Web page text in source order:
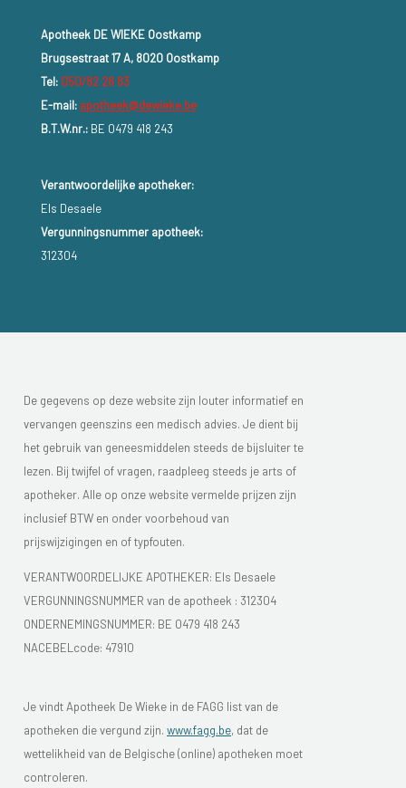
Apotheek DE WIEKE Oostkamp
Brugsestraat 17 A, 8020 Oostkamp
Tel: 050/82 28 83
E-mail: apotheek@dewieke.be
B.T.W.nr.:BE 0479 418 243
Verantwoordelijke apotheker:
Els Desaele
Vergunningsnummer apotheek:
312304
De gegevens op deze website zijn louter informatief en
vervangen geenszins een medisch advies. Je dient bij
het gebruik van geneesmiddelen steeds de bijsluiter te
lezen. Bij twijfel of vragen, raadpleeg steeds je arts of
apotheker. Alle op onze website vermelde prijzen zijn
inclusief BTW en onder voorbehoud van
prijswijzigingen en of typfouten.
VERANTWOORDELIJKE APOTHEKER: Els Desaele
VERGUNNINGSNUMMER van de apotheek : 312304
ONDERNEMINGSNUMMER: BE 0479 418 243
NACEBELcode: 47910
Je vindt Apotheek De Wieke in de FAGG list van de
apotheken die vergund zijn. www.fagg.be, dat de
wettelikheid van de Belgische (online) apotheken moet
controleren.